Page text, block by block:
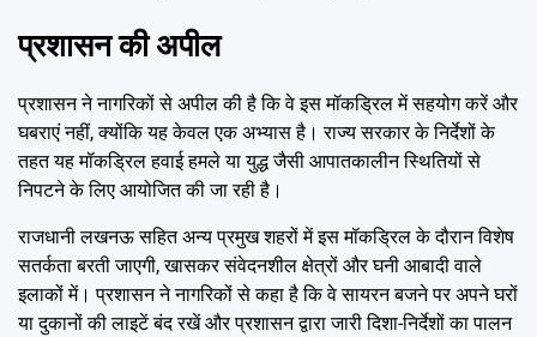
प्रशासन की अपील
प्रशासन ने नागरिकों से अपील की है कि वे इस मॉकड्रिल में सहयोग करें और
घबराएं नहीं, क्योंकि यह केवल एक अभ्यास है। राज्य सरकार के निर्देशों के
तहत यह मॉकड्रिल हवाई हमले या युद्ध जैसी आपातकालीन स्थितियों से
निपटने के लिए आयोजित की जा रही है।
राजधानी लखनऊ सहित अन्य प्रमुख शहरों में इस मॉकड्रिल के दौरान विशेष
सतर्कता बरती जाएगी, खासकर संवेदनशील क्षेत्रों और घनी आबादी वाले
इलाकों में। प्रशासन ने नागरिकों से कहा है कि वे सायरन बजने पर अपने घरों
या दुकानों की लाइटें बंद रखें और प्रशासन द्वारा जारी दिशा-निर्देशों का पालन